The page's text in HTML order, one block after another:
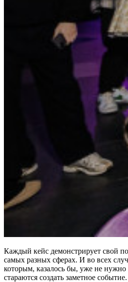
Каждый кейс демонстрирует свой
самых разных сферах. И во всех
которым, казалось бы, уже не нужно
стараются создать заметное событие.